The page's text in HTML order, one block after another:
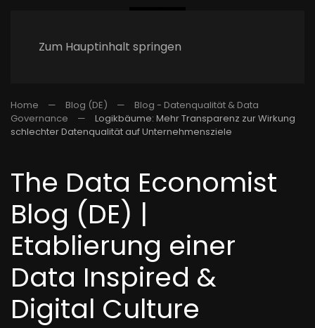
Zum Hauptinhalt springen
Home Blog (DE)
Blog - Datenqualität & Data
Governance
Logikbäume: Mehr Transparenz zur Wirkung
schlechter Datenqualität auf Unternehmensziele
The Data Economist
Blog (DE) |
Etablierung einer
Data Inspired &
Digital Culture